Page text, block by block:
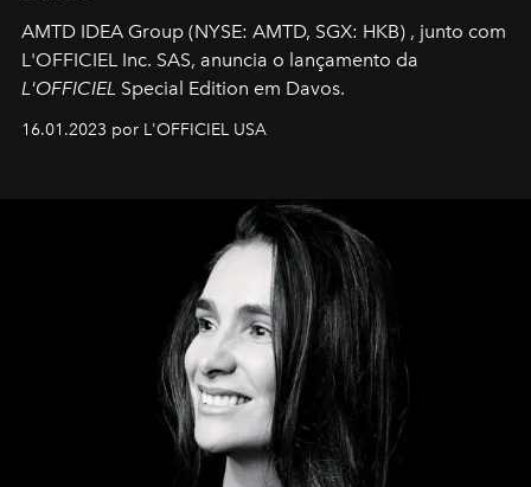
AMTD IDEA Group (NYSE: AMTD, SGX: HKB) , junto com
L'OFFICIEL Inc. SAS, anuncia o lançamento da
L'OFFICIEL Special Edition em Davos.
16.01.2023 por L'OFFICIEL USA